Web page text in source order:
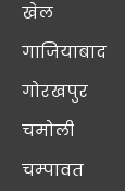
खेल
गाजियाबाद
गोरखपुर
चमोली
चम्पावत